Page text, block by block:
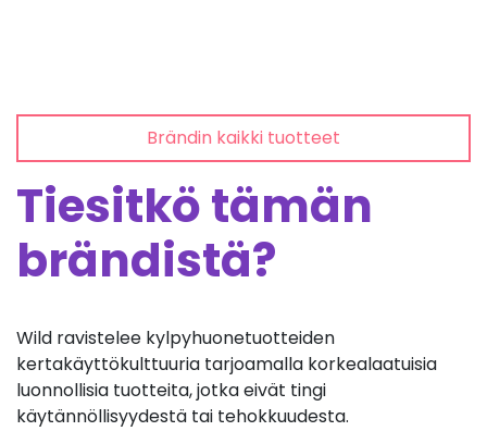
Brändin kaikki tuotteet
Tiesitkö tämän
brändistä?
Wild ravistelee kylpyhuonetuotteiden
kertakäyttökulttuuria tarjoamalla korkealaatuisia
luonnollisia tuotteita, jotka eivät tingi
käytännöllisyydestä tai tehokkuudesta.